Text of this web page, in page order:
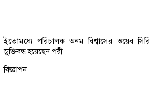
ইতোমধ্যে পরিচালক অনম বিশ্বাসের ওয়েব
চুক্তিবদ্ধ হয়েছেন পরী।
বিজ্ঞাপন